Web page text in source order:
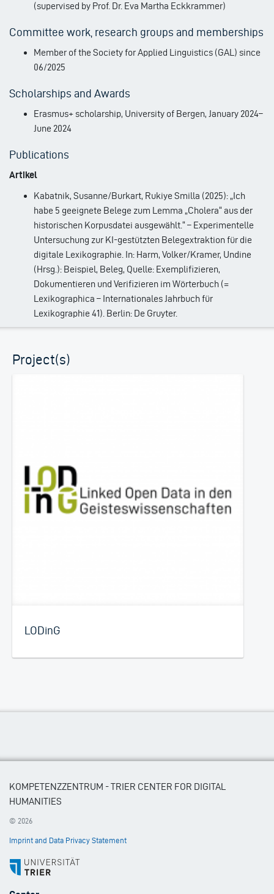
(supervised by Prof. Dr. Eva Martha Eckkrammer)
Committee work, research groups and memberships
Member of the Society for Applied Linguistics (GAL) since
06/2025
Scholarships and Awards
Erasmus+ scholarship, University of Bergen, January 2024–
June 2024
Publications
Artikel
Kabatnik, Susanne/Burkart, Rukiye Smilla (2025): „Ich
habe 5 geeignete Belege zum Lemma „Cholera“ aus der
historischen Korpusdatei ausgewählt.“ – Experimentelle
Untersuchung zur KI-gestützten Belegextraktion für die
digitale Lexikographie. In: Harm, Volker/Kramer, Undine
(Hrsg.): Beispiel, Beleg, Quelle: Exemplifizieren,
Dokumentieren und Verifizieren im Wörterbuch (=
Lexikographica – Internationales Jahrbuch für
Lexikographie 41). Berlin: De Gruyter.
Project(s)
LODinG
KOMPETENZZENTRUM - TRIER CENTER FOR DIGITAL
HUMANITIES
© 2026
Imprint and Data Privacy Statement
Footer